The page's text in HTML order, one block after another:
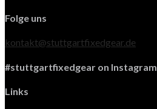
Folge uns
kontakt@stuttgartfixedgear.de
#stuttgartfixedgear on Instagram
Links